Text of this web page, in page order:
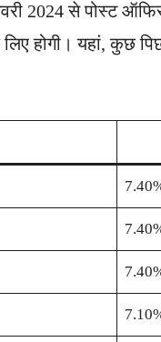
2024 से पोस्ट
होगी। यहां, कुछ